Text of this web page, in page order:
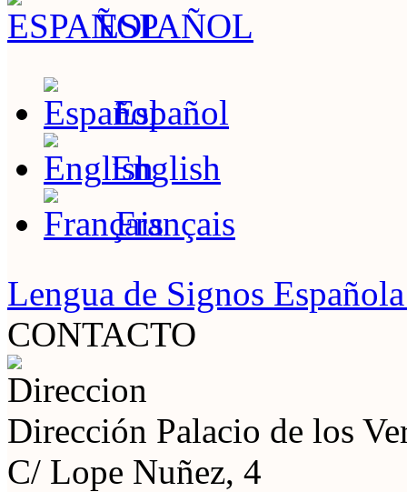
ESPAÑOL
Español
English
Français
Lengua de Signos
CONTACTO
Dirección Palacio de los
C/ Lope Nuñez, 4